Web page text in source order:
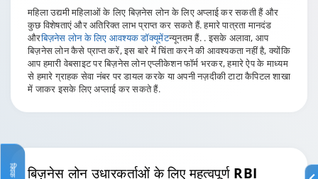
महिला उद्यमी महिलाओं के लिए बिज़नेस लोन के लिए अप्लाई कर सकती हैं और
कुछ विशेषताएं और अतिरिक्त लाभ प्राप्त कर सकते हैं. हमारे पात्रता मानदंड
औरबिज़नेस लोन के लिए आवश्यक डॉक्यूमेंटन्यूनतम हैं. . इसके अलावा, आप
बिज़नेस लोन कैसे प्राप्त करें, इस बारे में चिंता करने की आवश्यकता नहीं है, क्योंकि
आप हमारी वेबसाइट पर बिज़नेस लोन एप्लीकेशन फॉर्म भरकर, हमारे ऐप के माध्यम
से हमारे ग्राहक सेवा नंबर पर डायल करके या अपनी नज़दीकी टाटा कैपिटल शाखा
में जाकर इसके लिए अप्लाई कर सकते हैं.
बिज़नेस लोन उधारकर्ताओं के लिएमहत्वपूर्ण RBI